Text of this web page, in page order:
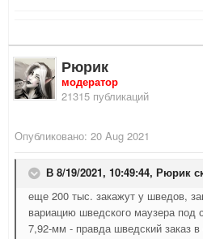
Рюрик
модератор
21315 публикаций
Опубликовано: 20 Aug 2021
В 8/19/2021, 10:49:44, Рюрик
еще 200 тыс. закажут у шведов,
вариацию шведского маузера под
7,92-мм - правда шведский заказ в